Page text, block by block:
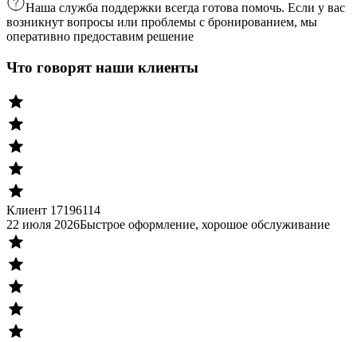
Наша служба поддержки всегда готова помочь. Если у вас
возникнут вопросы или проблемы с бронированием, мы
оперативно предоставим решение
Что говорят наши клиенты
Клиент 17196114
22 июля 2026Быстрое оформление, хорошое обслуживание